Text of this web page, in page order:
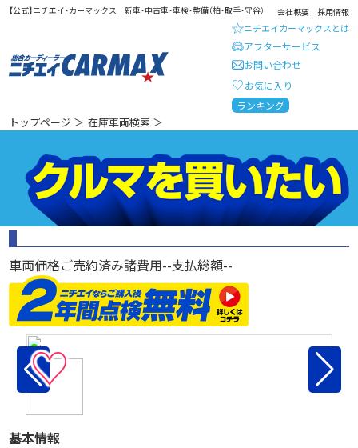
【公式】ニチエイ・カーマックス 新車・中古車・車検・整備（柏・取手・守谷） 会社概要 採用情報
総合カーディーラー ニチエイ・
ニチエイカーマックスとは
アフターサービス
お問い合わせ
お気に入り
ランキング
トップページ ＞ 在庫車両検索 ＞
車両価格ご売約済み諸費用--支払総額--
♡
基本情報